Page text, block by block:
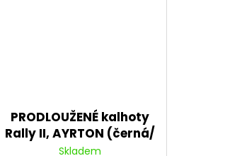
PRODLOUŽENÉ kalhoty
Rally II, AYRTON (černá/
šedá) 2026
Skladem